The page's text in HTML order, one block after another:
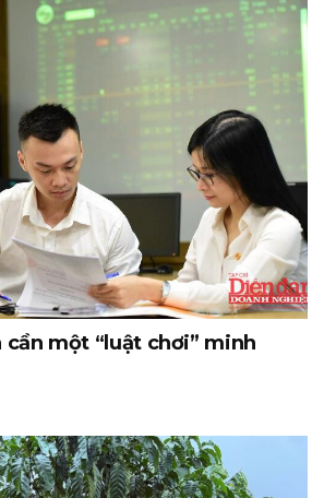
cần một “luật chơi” minh